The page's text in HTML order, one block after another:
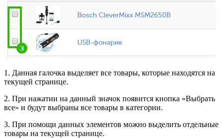
1. Данная галочка выделяет все товары, которые находятся на
текущей странице.
2. При нажатии на данный значок появится кнопка «Выбрать
все» и будут выбраны все товары в категории.
3. При помощи данных элементов можно выделить отдельные
товары на текущей странице.